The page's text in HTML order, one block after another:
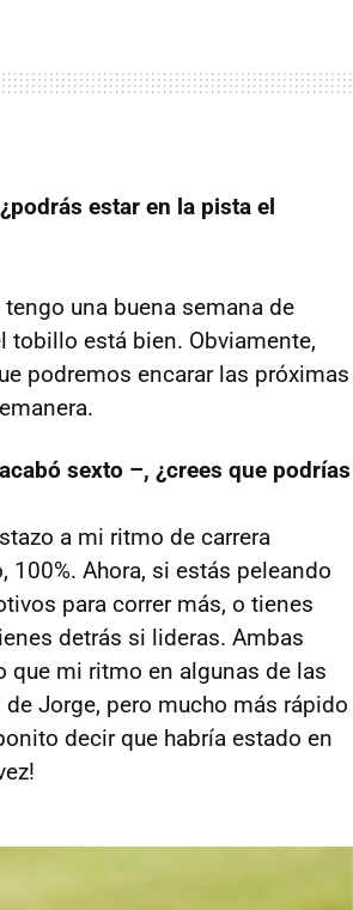
estar en la pista el
una buena semana de
tobillo está bien. Obviamente,
podremos encarar las próximas
sexto –, ¿crees que podrías
a mi ritmo de carrera
Ahora, si estás peleando
para correr más, o tienes
detrás si lideras. Ambas
que mi ritmo en algunas de las
Jorge, pero mucho más rápido
decir que habría estado en